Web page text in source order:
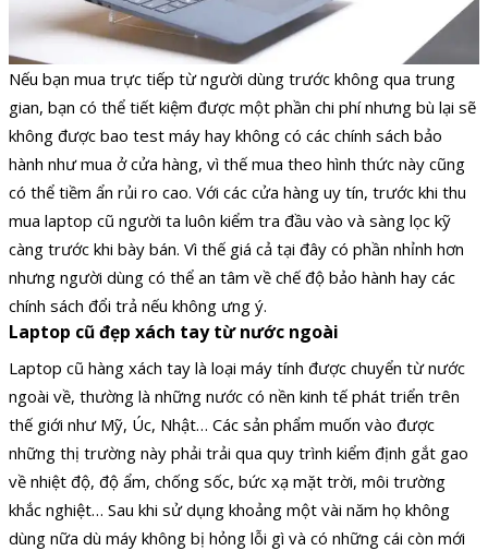
Nếu bạn mua trực tiếp từ người dùng trước không qua trung
gian, bạn có thể tiết kiệm được một phần chi phí nhưng bù lại sẽ
không được bao test máy hay không có các chính sách bảo
hành như mua ở cửa hàng, vì thế mua theo hình thức này cũng
có thể tiềm ẩn rủi ro cao. Với các cửa hàng uy tín, trước khi thu
mua laptop cũ người ta luôn kiểm tra đầu vào và sàng lọc kỹ
càng trước khi bày bán. Vì thế giá cả tại đây có phần nhỉnh hơn
nhưng người dùng có thể an tâm về chế độ bảo hành hay các
chính sách đổi trả nếu không ưng ý.
Laptop cũ đẹp xách tay từ nước ngoài
Laptop cũ hàng xách tay là loại máy tính được chuyển từ nước
ngoài về, thường là những nước có nền kinh tế phát triển trên
thế giới như Mỹ, Úc, Nhật… Các sản phẩm muốn vào được
những thị trường này phải trải qua quy trình kiểm định gắt gao
về nhiệt độ, độ ẩm, chống sốc, bức xạ mặt trời, môi trường
khắc nghiệt… Sau khi sử dụng khoảng một vài năm họ không
dùng nữa dù máy không bị hỏng lỗi gì và có những cái còn mới